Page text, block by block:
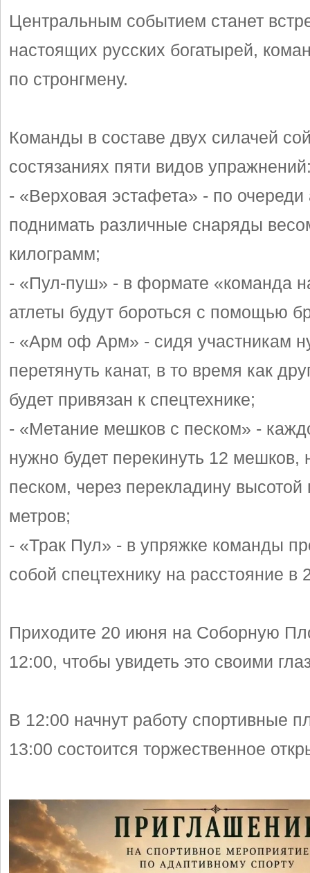
Центральным событием станет
настоящих русских богатырей,
по стронгмену.
Команды в составе двух силачей
состязаниях пяти видов
- «Верховая эстафета» - по очереди
поднимать различные снаряды
килограмм;
- «Пул-пуш» - в формате «команда
атлеты будут бороться с помощью
- «Арм оф Арм» - сидя участникам
перетянуть канат, в то время как
будет привязан к спецтехнике;
- «Метание мешков с песком» -
нужно будет перекинуть 12 мешков,
песком, через перекладину высотой
метров;
- «Трак Пул» - в упряжке команды
собой спецтехнику на расстояние в
Приходите 20 июня на Соборную
12:00, чтобы увидеть это своими
В 12:00 начнут работу спортивные
13:00 состоится торжественное